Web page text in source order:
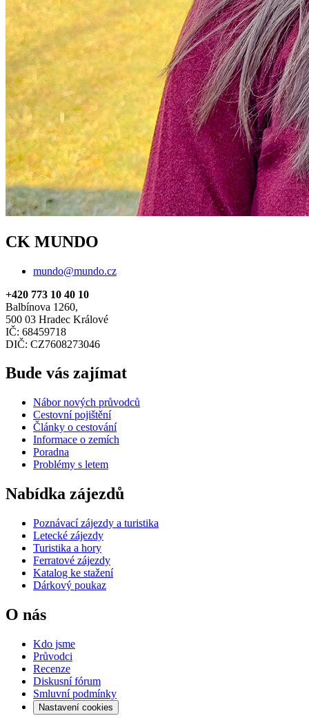
CK MUNDO
mundo@mundo.cz
+420 773 10 40 10
Balbínova 1260,
500 03 Hradec Králové
IČ: 68459718
DIČ: CZ7608273046
Bude vás zajímat
Nábor nových průvodců
Cestovní pojištění
Články o cestování
Informace o zemích
Poradna
Problémy s letem
Nabídka zájezdů
Poznávací zájezdy a turistika
Letecké zájezdy
Turistika a hory
Ferratové zájezdy
Katalog ke stažení
Dárkový poukaz
O nás
Kdo jsme
Průvodci
Recenze
Diskusní fórum
Smluvní podmínky
Nastavení cookies